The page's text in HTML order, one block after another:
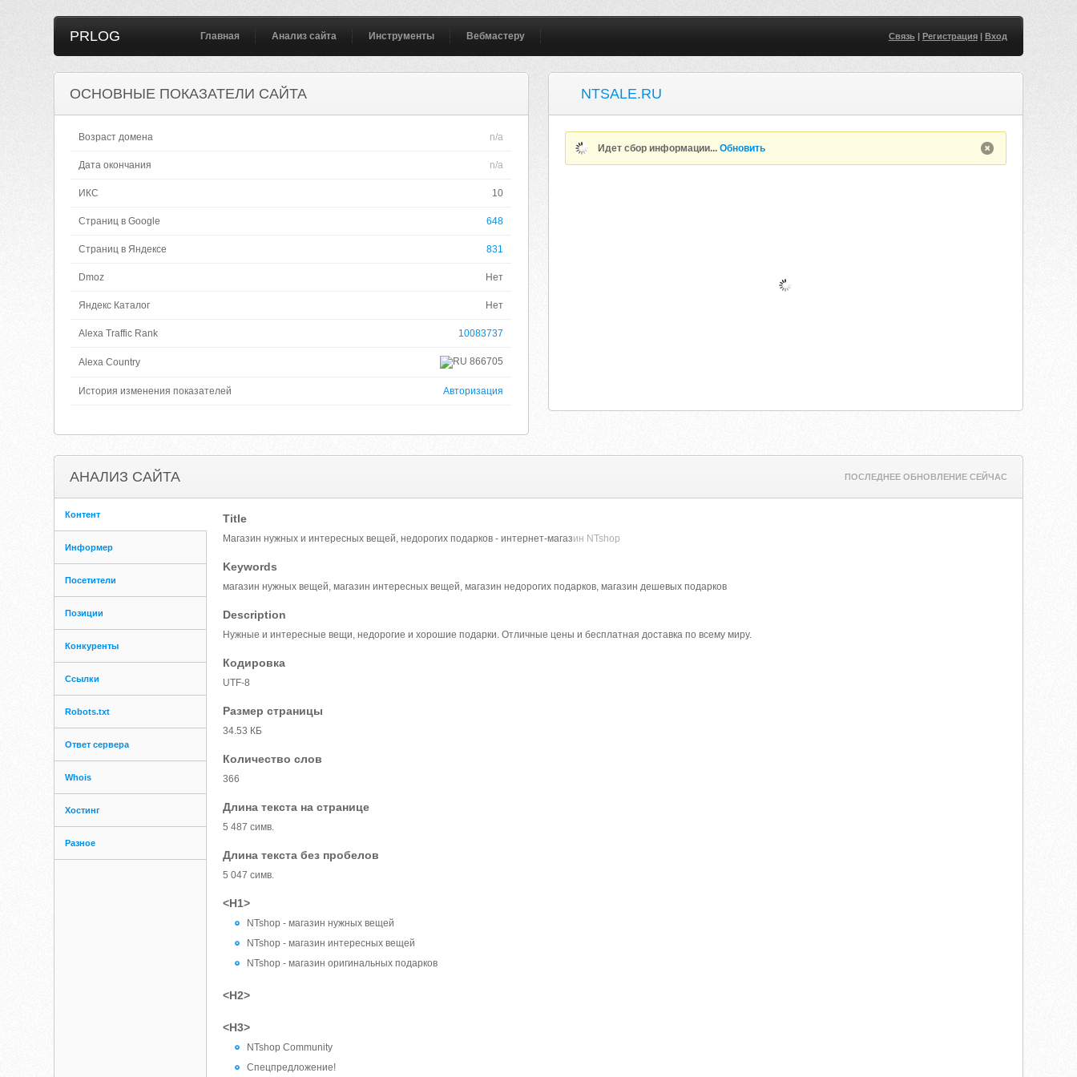
PRLOG Главная Анализ сайта Инструменты Вебмастеру Связь| Регистрация| Вход
ОСНОВНЫЕ ПОКАЗАТЕЛИ САЙТА
Возраст домена n/a
Дата окончания n/a
ИКС 10
Страниц в Google 648
Страниц в Яндексе 831
Dmoz Нет
Яндекс Каталог Нет
Alexa Traffic Rank 10083737
Alexa Country 866705
История изменения показателей Авторизация
NTSALE.RU
Идет сбор информации...Обновить
АНАЛИЗ САЙТА ПОСЛЕДНЕЕ ОБНОВЛЕНИЕ СЕЙЧАС
Контент
Информер
Посетители
Позиции
Конкуренты
Ссылки
Robots.txt
Ответ сервера
Whois
Хостинг
Разное
Title
Магазин нужных и интересных вещей, недорогих подарков - интернет-магазин NTshop
Keywords
магазин нужных вещей, магазин интересных вещей, магазин недорогих подарков, магазин дешевых подарков
Description
Нужные и интересные вещи, недорогие и хорошие подарки. Отличные цены и бесплатная доставка по всему миру.
Кодировка
UTF-8
Размер страницы
34.53 КБ
Количество слов
366
Длина текста на странице
5 487 симв.
Длина текста без пробелов
5 047 симв.
<H1>
NTshop - магазин нужных вещей
NTshop - магазин интересных вещей
NTshop - магазин оригинальных подарков
<H2>
<H3>
NTshop Community
Спецпредложение!